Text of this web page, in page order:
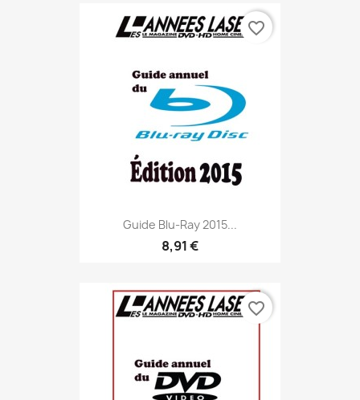
Guide Blu-Ray 2015...
8,91 €
favorite_border
favorite_border